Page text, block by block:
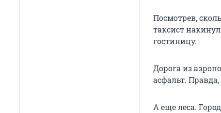
Посмотрев,
таксист накинул
гостиницу.
Дорога из
асфальт.
А еще леса.